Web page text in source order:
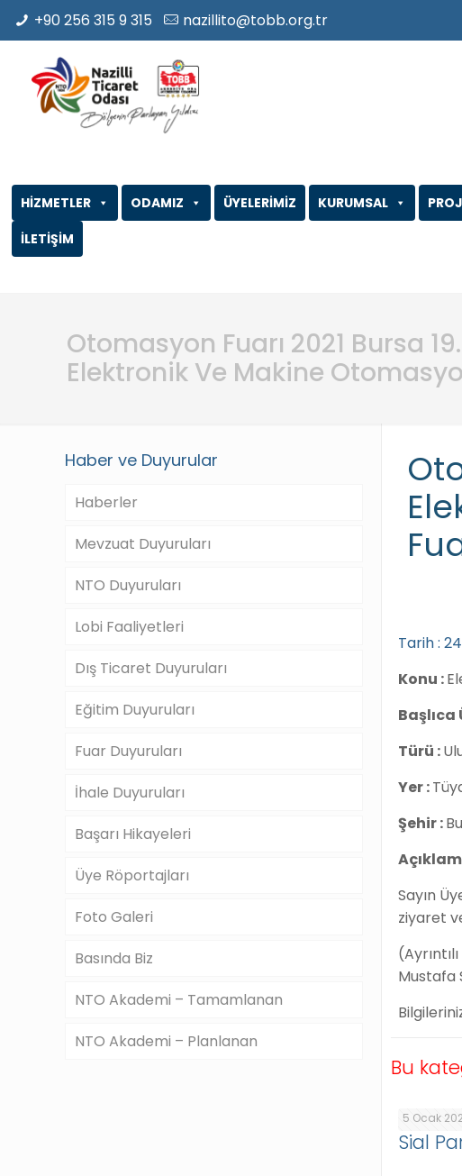
+90 256 315 9 315 nazillito@tobb.org.tr
ODAMIZ
HİZMETLER ÜYELERİMİZ KURUMSAL
İLETİŞİM
Otomasyon Fuarı 2021 Bursa
Elektronik Ve Makine
Tarih :
Konu :
Başlıca
Türü :
Yer :
Şehir :
Sayın
ziyaret
Mustafa
Bu
5 Ocak
Sial
Haber ve Duyurular
Haberler
Mevzuat Duyuruları
NTO Duyuruları
Lobi Faaliyetleri
Dış Ticaret Duyuruları
Eğitim Duyuruları
Fuar Duyuruları
İhale Duyuruları
Başarı Hikayeleri
Üye Röportajları
Foto Galeri
Basında Biz
NTO Akademi – Tamamlanan
NTO Akademi – Planlanan